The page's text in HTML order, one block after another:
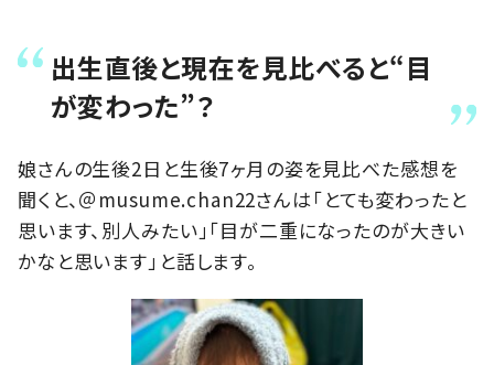
出生直後と現在を見比べると“目
が変わった”？
娘さんの生後2日と生後7ヶ月の姿を見比べた感想を
聞くと、＠musume.chan22さんは「とても変わったと
思います、別人みたい」「目が二重になったのが大きい
かなと思います」と話します。